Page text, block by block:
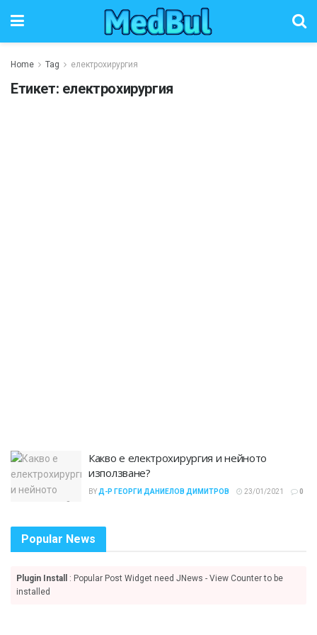
Home Tag електрохирургия
Етикет: електрохирургия
Какво е електрохирургия и нейното
използване?
BY Д-Р ГЕОРГИ ДАНИЕЛОВ ДИМИТРОВ 23/01/2021 0
Popular News
Plugin Install
: Popular Post Widget need JNews - View Counter to be
installed